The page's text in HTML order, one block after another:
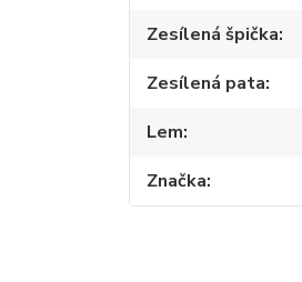
Zesílená špička
Zesílená pata
Lem
Značka